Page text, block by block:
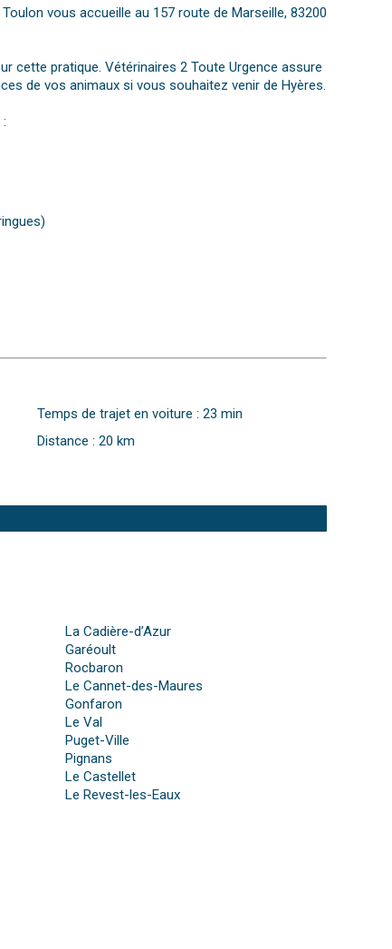
vous accueille au 157 route de Marseille, 83200
cette pratique. Vétérinaires 2 Toute Urgence assure
de vos animaux si vous souhaitez venir de Hyères.
Temps de trajet en voiture : 23 min
Distance : 20 km
La Cadière-d’Azur
Garéoult
Rocbaron
Le Cannet-des-Maures
Gonfaron
Le Val
Puget-Ville
Pignans
Le Castellet
Le Revest-les-Eaux